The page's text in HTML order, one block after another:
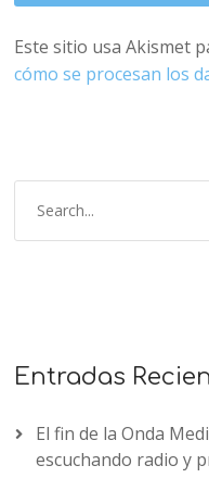
Este sitio usa Akismet
cómo se procesan los
Entradas
El fin de la Onda
escuchando radio y